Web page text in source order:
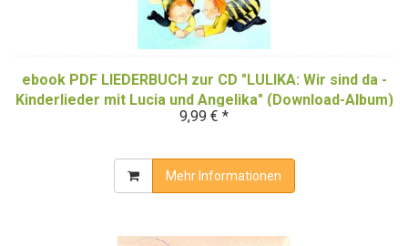
ebook PDF LIEDERBUCH zur CD "LULIKA: Wir sind da -
Kinderlieder mit Lucia und Angelika" (Download-Album)
9,99 € *
Mehr Informationen